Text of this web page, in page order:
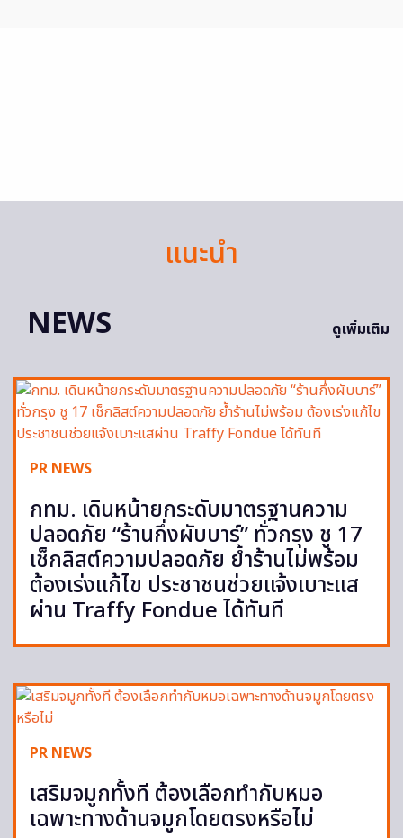
แนะนำ
NEWS
ดูเพิ่มเติม
PR NEWS
กทม. เดินหน้ายกระดับมาตรฐานความ
ปลอดภัย “ร้านกึ่งผับบาร์” ทั่วกรุง ชู 17
เช็กลิสต์ความปลอดภัย ย้ำร้านไม่พร้อม
ต้องเร่งแก้ไข ประชาชนช่วยแจ้งเบาะแส
ผ่าน Traffy Fondue ได้ทันที
PR NEWS
เสริมจมูกทั้งที ต้องเลือกทำกับหมอ
เฉพาะทางด้านจมูกโดยตรงหรือไม่